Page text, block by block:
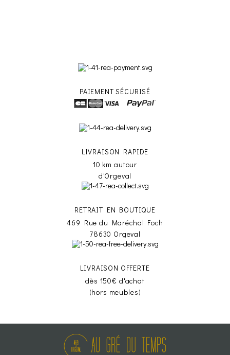
PAIEMENT SÉCURISÉ
LIVRAISON RAPIDE
10 km autour
d'Orgeval
RETRAIT EN BOUTIQUE
469 Rue du Maréchal Foch
78630 Orgeval
LIVRAISON OFFERTE
dès 150€ d'achat
(hors meubles)